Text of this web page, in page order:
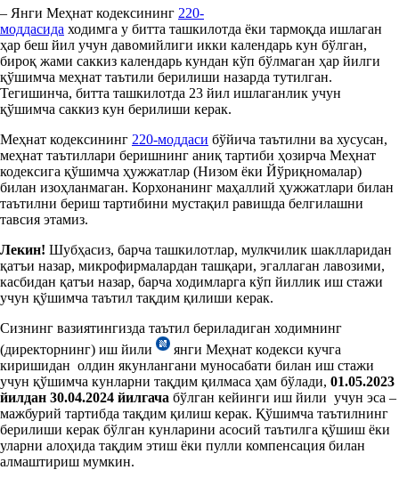
– Янги Меҳнат кодексининг 220-
моддасида ходимга у битта ташкилотда ёки тармоқда ишлаган
ҳар беш йил учун давомийлиги икки календарь кун бўлган,
бироқ жами саккиз календарь кундан кўп бўлмаган ҳар йилги
қўшимча меҳнат таътили берилиши назарда тутилган.
Тегишинча, битта ташкилотда 23 йил ишлаганлик учун
қўшимча саккиз кун берилиши керак.
Меҳнат кодексининг 220-моддаси бўйича таътилни ва хусусан,
меҳнат таътиллари беришнинг аниқ тартиби ҳозирча Меҳнат
кодексига қўшимча ҳужжатлар (Низом ёки Йўриқномалар)
билан изоҳланмаган. Корхонанинг маҳаллий ҳужжатлари билан
таътилни бериш тартибини мустақил равишда белгилашни
тавсия этамиз.
Лекин! Шубҳасиз, барча ташкилотлар, мулкчилик шаклларидан
қатъи назар, микрофирмалардан ташқари, эгаллаган лавозими,
касбидан қатъи назар, барча ходимларга кўп йиллик иш стажи
учун қўшимча таътил тақдим қилиши керак.
Сизнинг вазиятингизда таътил бериладиган ходимнинг
(директорнинг) иш йили
янги Меҳнат кодекси кучга
киришидан олдин якунлангани муносабати билан иш стажи
учун қўшимча кунларни тақдим қилмаса ҳам бўлади, 01.05.2023
йилдан 30.04.2024 йилгача бўлган кейинги иш йили учун эса –
мажбурий тартибда тақдим қилиш керак. Қўшимча таътилнинг
берилиши керак бўлган кунларини асосий таътилга қўшиш ёки
уларни алоҳида тақдим этиш ёки пулли компенсация билан
алмаштириш мумкин.